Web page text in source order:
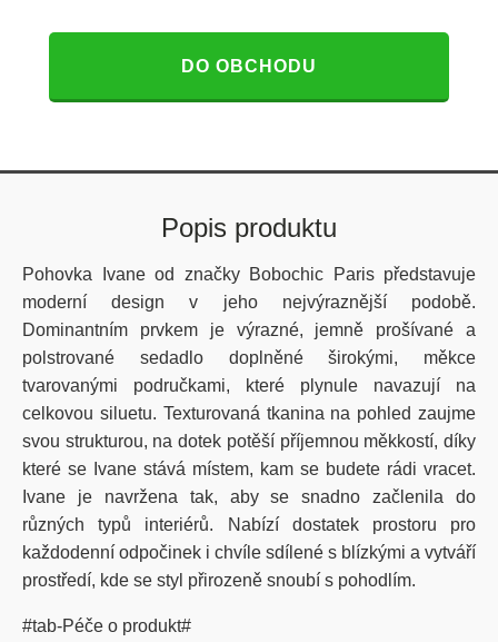
DO OBCHODU
Popis produktu
Pohovka Ivane od značky Bobochic Paris představuje
moderní design v jeho nejvýraznější podobě.
Dominantním prvkem je výrazné, jemně prošívané a
polstrované sedadlo doplněné širokými, měkce
tvarovanými područkami, které plynule navazují na
celkovou siluetu. Texturovaná tkanina na pohled zaujme
svou strukturou, na dotek potěší příjemnou měkkostí, díky
které se Ivane stává místem, kam se budete rádi vracet.
Ivane je navržena tak, aby se snadno začlenila do
různých typů interiérů. Nabízí dostatek prostoru pro
každodenní odpočinek i chvíle sdílené s blízkými a vytváří
prostředí, kde se styl přirozeně snoubí s pohodlím.
#tab-Péče o produkt#